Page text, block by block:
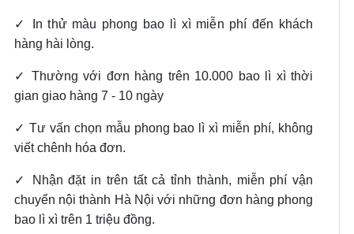
✓ In thử màu phong bao lì xì miễn phí đến khách
hàng hài lòng.
✓ Thường với đơn hàng trên 10.000 bao lì xì thời
gian giao hàng 7 - 10 ngày
✓ Tư vấn chọn mẫu phong bao lì xì miễn phí, không
viết chênh hóa đơn.
✓ Nhận đặt in trên tất cả tỉnh thành, miễn phí vận
chuyển nội thành Hà Nội với những đơn hàng phong
bao lì xì trên 1 triệu đồng.